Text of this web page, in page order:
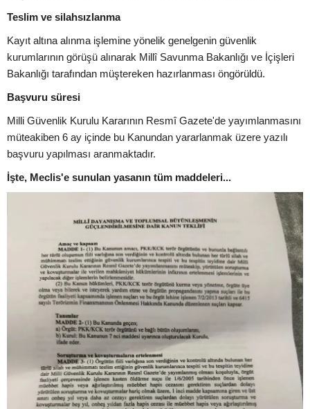
Teslim ve silahsızlanma
Kayıt altına alınma işlemine yönelik genelgenin güvenlik
kurumlarının görüşü alınarak Millî Savunma Bakanlığı ve İçişleri
Bakanlığı tarafından müştereken hazırlanması öngörüldü.
Başvuru süresi
Milli Güvenlik Kurulu Kararının Resmî Gazete'de yayımlanmasını
müteakiben 6 ay içinde bu Kanundan yararlanmak üzere yazılı
başvuru yapılması aranmaktadır.
İşte, Meclis'e sunulan yasanın tüm maddeleri...